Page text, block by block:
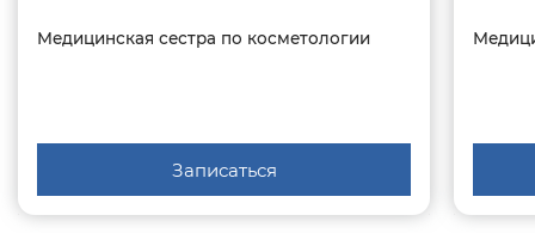
Медицинская сестра по косметологии
Записаться